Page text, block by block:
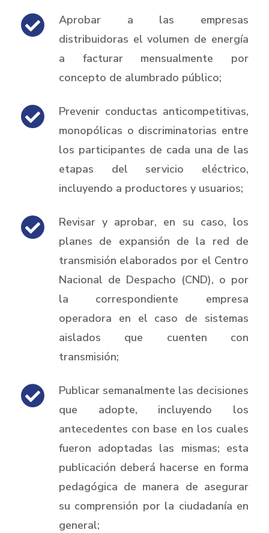
Aprobar a las empresas
distribuidoras el volumen de energía
a facturar mensualmente por
concepto de alumbrado público;
Prevenir conductas anticompetitivas,
monopólicas o discriminatorias entre
los participantes de cada una de las
etapas del servicio eléctrico,
incluyendo a productores y usuarios;
Revisar y aprobar, en su caso, los
planes de expansión de la red de
transmisión elaborados por el Centro
Nacional de Despacho (CND), o por
la correspondiente empresa
operadora en el caso de sistemas
aislados que cuenten con
transmisión;
Publicar semanalmente las decisiones
que adopte, incluyendo los
antecedentes con base en los cuales
fueron adoptadas las mismas; esta
publicación deberá hacerse en forma
pedagógica de manera de asegurar
su comprensión por la ciudadanía en
general;